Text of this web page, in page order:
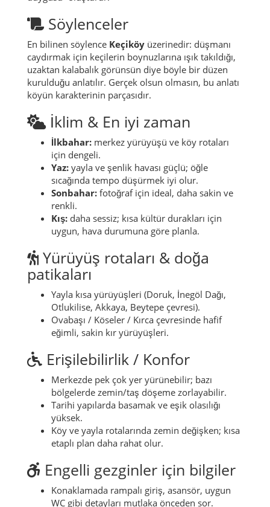
anlatıların içinde yaşar.Akpınar
kaynağın belirli zamanlarda “beyaz aktığı” anlatısı
gibi öyküler; yerel hafızayı diri tutar ve “mekân
duygusu” oluşturur.
Söylenceler
caydırmak için keçilerin boynuzlarına ışık takıldığı,
uzaktan kalabalık görünsün diye böyle bir düzen
kurulduğu anlatılır. Gerçek olsun olmasın, bu anlatı
köyün karakterinin parçasıdır.
İklim & En iyi zaman
İlkbahar:
için dengeli.
Yaz:yayla ve şenlik havası güçlü; öğle
Sonbahar:fotoğraf için ideal, daha sakin ve
renkli.
Kış:daha sessiz; kısa kültür durakları için
uygun, hava durumuna göre planla.
Yürüyüş rotaları & doğa
patikaları
Yayla kısa yürüyüşleri (Doruk, İnegöl Dağı,
Otlukilise, Akkaya, Beytepe çevresi).
Ovabaşı / Köseler / Kırca çevresinde hafif
eğimli, sakin kır yürüyüşleri.
Erişilebilirlik / Konfor
Merkezde pek çok yer yürünebilir; bazı
Tarihi yapılarda basamak ve eşik olasılığı
yüksek.
Köy ve yayla rotalarında zemin değişken; kısa